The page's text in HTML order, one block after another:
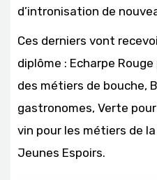
d’intronisation de
Ces derniers vont
diplôme : Echarpe
des métiers de bouche,
gastronomes, Verte
vin pour les métiers de
Jeunes Espoirs.